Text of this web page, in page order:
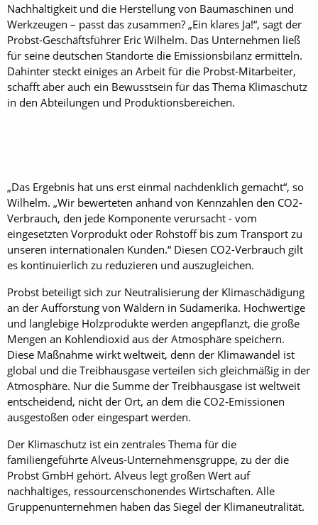
Nachhaltigkeit und die Herstellung von Baumaschinen und
Werkzeugen – passt das zusammen? „Ein klares Ja!“, sagt der
Probst-Geschäftsführer Eric Wilhelm. Das Unternehmen ließ
für seine deutschen Standorte die Emissionsbilanz ermitteln.
Dahinter steckt einiges an Arbeit für die Probst-Mitarbeiter,
schafft aber auch ein Bewusstsein für das Thema Klimaschutz
in den Abteilungen und Produktionsbereichen.
„Das Ergebnis hat uns erst einmal nachdenklich gemacht“, so
Wilhelm. „Wir bewerteten anhand von Kennzahlen den CO2-
Verbrauch, den jede Komponente verursacht - vom
eingesetzten Vorprodukt oder Rohstoff bis zum Transport zu
unseren internationalen Kunden.“ Diesen CO2-Verbrauch gilt
es kontinuierlich zu reduzieren und auszugleichen.
Probst beteiligt sich zur Neutralisierung der Klimaschädigung
an der Aufforstung von Wäldern in Südamerika. Hochwertige
und langlebige Holzprodukte werden angepflanzt, die große
Mengen an Kohlendioxid aus der Atmosphäre speichern.
Diese Maßnahme wirkt weltweit, denn der Klimawandel ist
global und die Treibhausgase verteilen sich gleichmäßig in der
Atmosphäre. Nur die Summe der Treibhausgase ist weltweit
entscheidend, nicht der Ort, an dem die CO2-Emissionen
ausgestoßen oder eingespart werden.
Der Klimaschutz ist ein zentrales Thema für die
familiengeführte Alveus-Unternehmensgruppe, zu der die
Probst GmbH gehört. Alveus legt großen Wert auf
nachhaltiges, ressourcenschonendes Wirtschaften. Alle
Gruppenunternehmen haben das Siegel der Klimaneutralität.